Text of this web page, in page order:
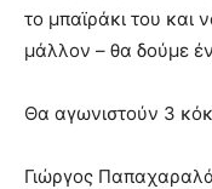
το μπαϊράκι του και
μάλλον – θα δούμε
Θα αγωνιστούν 3
Γιώργος